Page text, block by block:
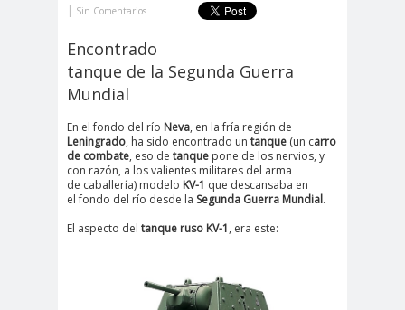
| Sin Comentarios
Encontrado
tanque de la Segunda Guerra
Mundial
En el fondo del río Neva, en la fría región de
Leningrado, ha sido encontrado un tanque (un carro
de combate, eso de tanque pone de los nervios, y
con razón, a los valientes militares del arma
de caballería) modelo KV-1 que descansaba en
el fondo del río desde la Segunda Guerra Mundial.
El aspecto del tanque ruso KV-1, era este: